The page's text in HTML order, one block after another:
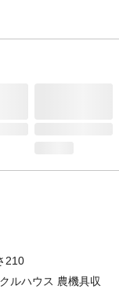
210
ルハウス 農機具収